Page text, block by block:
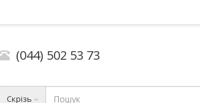
(044) 502 53 73
Скрізь